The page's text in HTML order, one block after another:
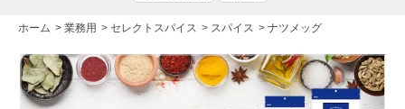
ホーム > 業務用 > セレクトスパイス > スパイス > ナツメッグ